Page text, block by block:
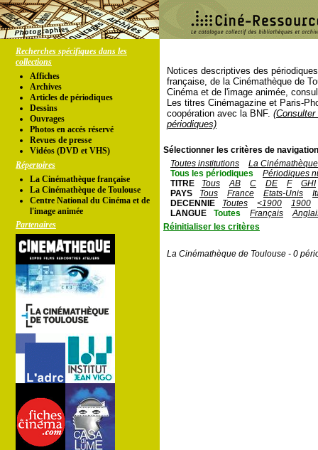
Recherches spécifiques dans les
collections
Affiches
Archives
Articles de périodiques
Dessins
Ouvrages
Photos en accés réservé
Revues de presse
Vidéos (DVD et VHS)
Répertoires
La Cinémathèque française
La Cinémathèque de Toulouse
Centre National du Cinéma et de
l'image animée
Partenaires
Notices descriptives des
française, de la Cinémathèque de
Cinéma et de l'image animée,
Les titres Cinémagazine et Paris-
coopération avec la BNF.
périodiques)
Sélectionner les critères de
Toutes institutions
La
Tous les périodiques
Périodiques
TITRE
Tous AB C DE F
GHI
PAYS
Tous France Etats-Unis
DECENNIE
Toutes <1900
1900
LANGUE
Toutes Français
Réinitialiser les critères
La Cinémathèque de Toulouse - 0